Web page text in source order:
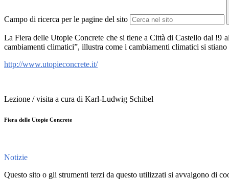
Campo di ricerca per le pagine del sito
La Fiera delle Utopie Concrete che si tiene a Città di Castello dal !9
cambiamenti climatici”, illustra come i cambiamenti climatici si
http://www.utopieconcrete.it/
Lezione / visita a cura di Karl-Ludwig Schibel
Fiera delle Utopie Concrete
Notizie
Questo sito o gli strumenti terzi da questo utilizzati si avvalgono di